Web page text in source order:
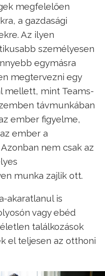
megfelelően
a gazdasági
Az ilyen
személyesen
egymásra
megtervezni egy
mellett, mint Teams-
távmunkában
ember figyelme,
ember a
nem csak az
munka zajlik ott.
akaratlanul is
vagy ebéd
találkozások
el teljesen az otthoni